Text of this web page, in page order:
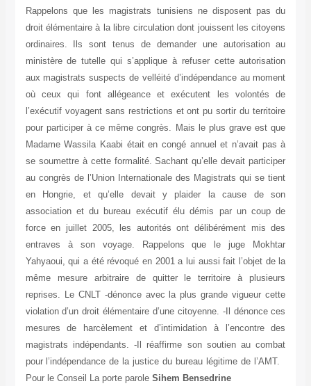
Rappelons que les magistrats tunisiens ne disposent pas du
droit élémentaire à la libre circulation dont jouissent les citoyens
ordinaires. Ils sont tenus de demander une autorisation au
ministère de tutelle qui s’applique à refuser cette autorisation
aux magistrats suspects de velléité d’indépendance au moment
où ceux qui font allégeance et exécutent les volontés de
l’exécutif voyagent sans restrictions et ont pu sortir du territoire
pour participer à ce même congrès. Mais le plus grave est que
Madame Wassila Kaabi était en congé annuel et n’avait pas à
se soumettre à cette formalité. Sachant qu’elle devait participer
au congrès de l’Union Internationale des Magistrats qui se tient
en Hongrie, et qu’elle devait y plaider la cause de son
association et du bureau exécutif élu démis par un coup de
force en juillet 2005, les autorités ont délibérément mis des
entraves à son voyage. Rappelons que le juge Mokhtar
Yahyaoui, qui a été révoqué en 2001 a lui aussi fait l’objet de la
même mesure arbitraire de quitter le territoire à plusieurs
reprises. Le CNLT -dénonce avec la plus grande vigueur cette
violation d’un droit élémentaire d’une citoyenne. -Il dénonce ces
mesures de harcèlement et d’intimidation à l’encontre des
magistrats indépendants. -Il réaffirme son soutien au combat
pour l’indépendance de la justice du bureau légitime de l’AMT.
Pour le Conseil La porte parole Sihem Bensedrine